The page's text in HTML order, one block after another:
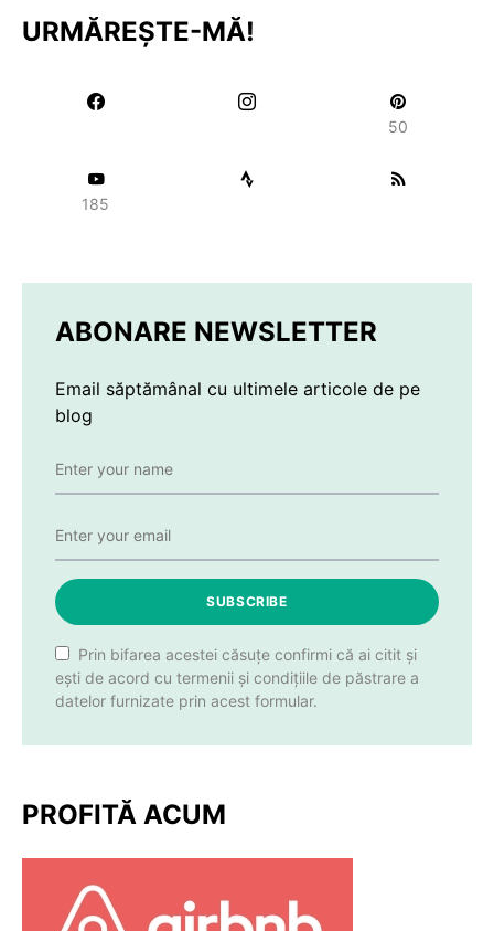
URMĂREȘTE-MĂ!
50
185
ABONARE NEWSLETTER
Email săptămânal cu ultimele articole de pe
blog
SUBSCRIBE
Prin bifarea acestei căsuțe confirmi că ai citit și
ești de acord cu termenii și condițiile de păstrare a
datelor furnizate prin acest formular.
PROFITĂ ACUM